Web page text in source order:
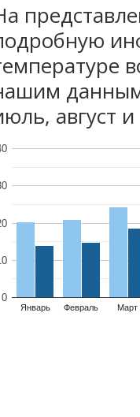
август
Январь Февраль Март
0